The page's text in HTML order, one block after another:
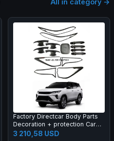
Factory Directcar Body Parts
Decoration + protection Car
Body Parts Car Accessories
3 210,58 USD